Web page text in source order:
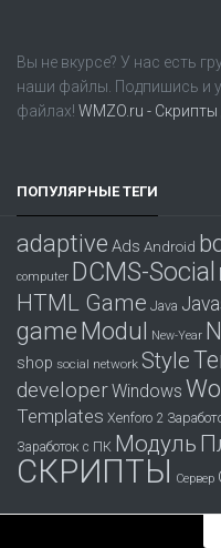
Вы не вкурсе? У нас есть
наши файлы. Подпишись и
файлах! WMZO.ru - Скрипты
ПОПУЛЯРНЫЕ ТЕГИ
adaptive Ads Android
computer DCMS-Social
HTML Game Java
gameModul New-Year
shop social network Style
developerWindows
Templates Xenforo 2
Заработок с ПК Модуль
СКРИПТЫ Сервер